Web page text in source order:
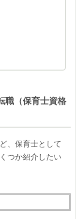
職（保育士資格
、保育士として
つか紹介したい